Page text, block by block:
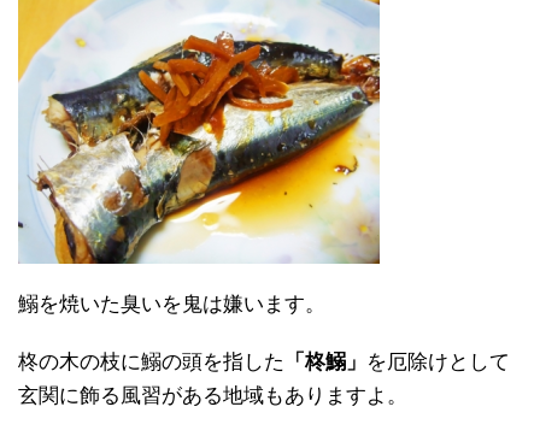
鰯を焼いた臭いを鬼は嫌います。
柊の木の枝に鰯の頭を指した 「柊鰯」 を厄除けとして
玄関に飾る風習がある地域もありますよ。